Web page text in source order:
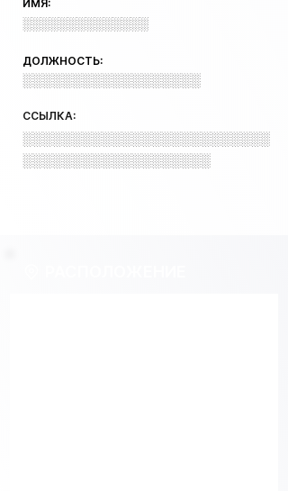
ИМЯ:
░░░░░░░░░░░░░░
ДОЛЖНОСТЬ:
░░░░░░░░░░░░░░░░░░
ССЫЛКА:
░░░░░░░░░░░░░░░░░░░░░░░░░
░░░░░░░░░░░░░░░░░░░